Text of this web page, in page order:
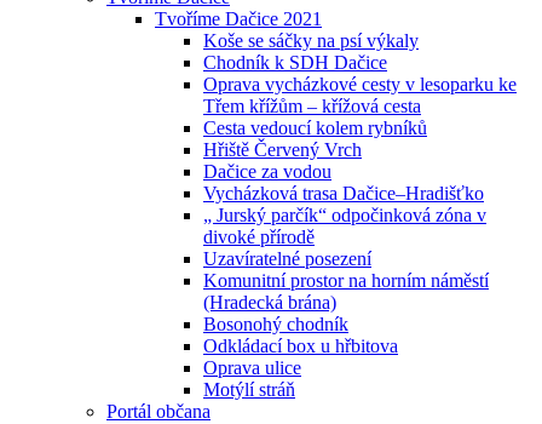
Tvoříme Dačice 2021
Koše se sáčky na psí výkaly
Chodník k SDH Dačice
Oprava vycházkové cesty v lesoparku ke
Třem křížům – křížová cesta
Cesta vedoucí kolem rybníků
Hřiště Červený Vrch
Dačice za vodou
Vycházková trasa Dačice–Hradišťko
„ Jurský parčík“ odpočinková zóna v
divoké přírodě
Uzavíratelné posezení
Komunitní prostor na horním náměstí
(Hradecká brána)
Bosonohý chodník
Odkládací box u hřbitova
Oprava ulice
Motýlí stráň
Portál občana